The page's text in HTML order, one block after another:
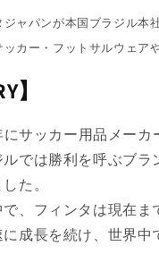
ャパンが本国ブラジル
カー・フットサルウェア
】
サッカー用品メーカ
では勝利を呼ぶブ
た。
、フィンタは現在
成長を続け、世界中